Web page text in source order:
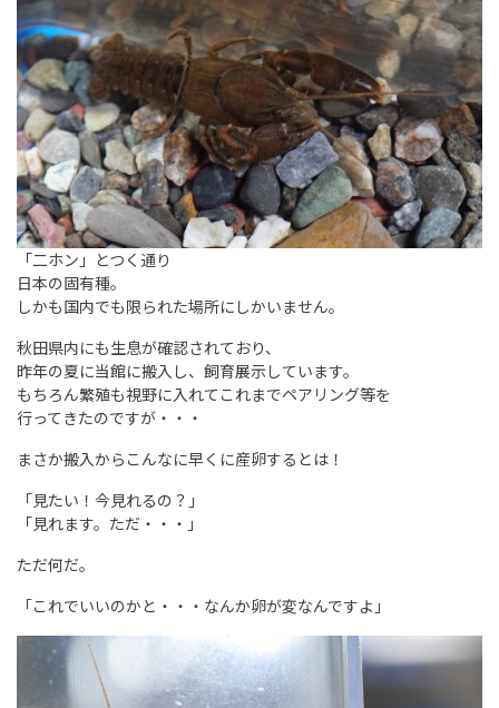
「二ホン」とつく通り
日本の固有種。
しかも国内でも限られた場所にしかいません。
秋田県内にも生息が確認されており、
昨年の夏に当館に搬入し、飼育展示しています。
もちろん繁殖も視野に入れてこれまでペアリング等を
行ってきたのですが・・・
まさか搬入からこんなに早くに産卵するとは！
「見たい！今見れるの？」
「見れます。ただ・・・」
ただ何だ。
「これでいいのかと・・・なんか卵が変なんですよ」